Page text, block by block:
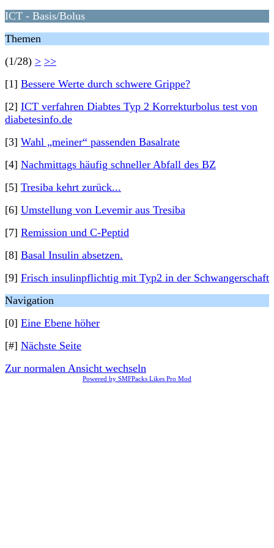
ICT - Basis/Bolus
Themen
(1/28) > >>
[1] Bessere Werte durch schwere Grippe?
[2] ICT verfahren Diabtes Typ 2 Korrekturbolus test von
diabetesinfo.de
[3] Wahl „meiner“ passenden Basalrate
[4] Nachmittags häufig schneller Abfall des BZ
[5] Tresiba kehrt zurück...
[6] Umstellung von Levemir aus Tresiba
[7] Remission und C-Peptid
[8] Basal Insulin absetzen.
[9] Frisch insulinpflichtig mit Typ2 in der Schwangerschaft
Navigation
[0] Eine Ebene höher
[#] Nächste Seite
Zur normalen Ansicht wechseln
Powered by SMFPacks Likes Pro Mod